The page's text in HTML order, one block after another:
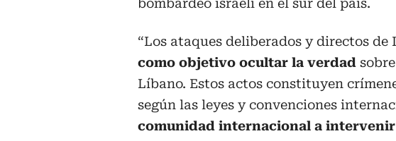
bombardeo israelí en el sur del país.
“Los ataques deliberados y directos
como objetivo ocultar la verdad
Líbano. Estos actos constituyen
según las leyes y convenciones
comunidad internacional a